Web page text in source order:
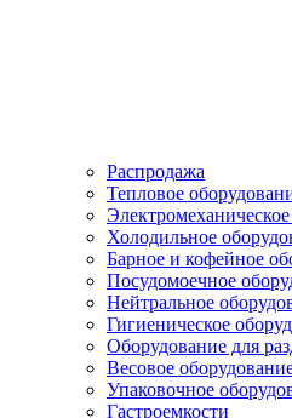
Распродажа
Тепловое
Холодильное
Барное и кофейное
Посудомоечное
Нейтральное
Гигиеническое
Оборудование для
Весовое
Упаковочное
Гастроемкости